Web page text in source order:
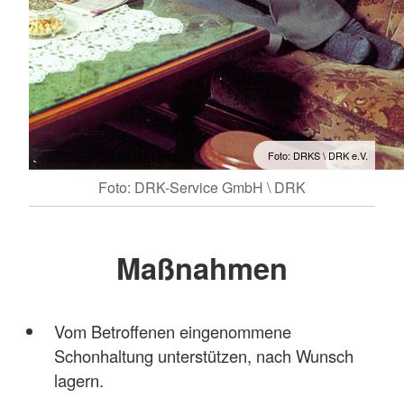
Foto: DRKS \ DRK e.V.
Foto: DRK-Service GmbH \ DRK
Maßnahmen
Vom Betroffenen eingenommene
Schonhaltung unterstützen, nach Wunsch
lagern.